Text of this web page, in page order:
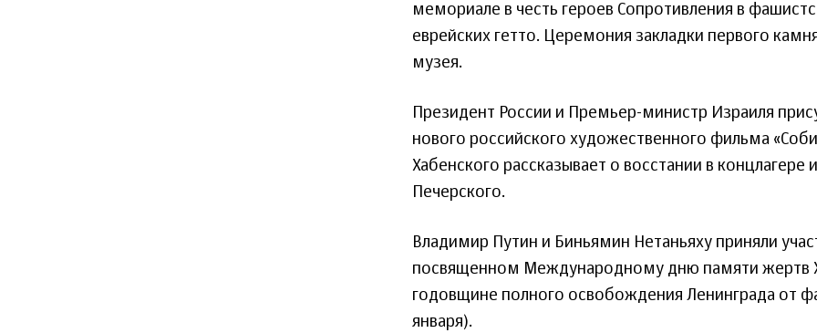
мемориале в честь героев Сопротивления в
еврейских гетто. Церемония закладки первого
музея.
Президент России и Премьер-министр Израиля
нового российского художественного фильма
Хабенского рассказывает о восстании в концлагере
Печерского.
Владимир Путин и Биньямин Нетаньяху приняли
посвященном Международному дню памяти жертв
годовщине полного освобождения Ленинграда от
января).